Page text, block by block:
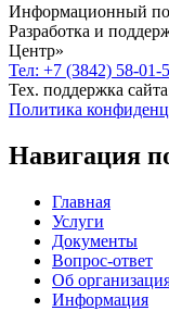
Информационный
Разработка и
Центр»
Тел: +7 (3842) 58-01-
Тех. поддержка
Политика
Навигация
Главная
Услуги
Документы
Вопрос-ответ
Об
Информация